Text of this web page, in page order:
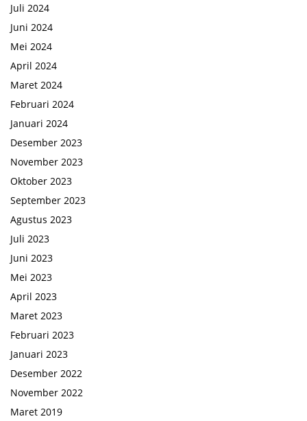
Juli 2024
Juni 2024
Mei 2024
April 2024
Maret 2024
Februari 2024
Januari 2024
Desember 2023
November 2023
Oktober 2023
September 2023
Agustus 2023
Juli 2023
Juni 2023
Mei 2023
April 2023
Maret 2023
Februari 2023
Januari 2023
Desember 2022
November 2022
Maret 2019